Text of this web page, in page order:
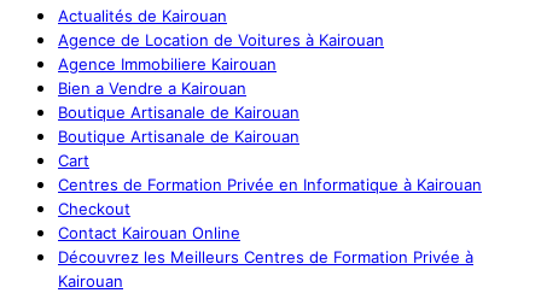
Actualités de Kairouan
Agence de Location de Voitures à Kairouan
Agence Immobiliere Kairouan
Bien a Vendre a Kairouan
Boutique Artisanale de Kairouan
Boutique Artisanale de Kairouan
Cart
Centres de Formation Privée en Informatique à Kairouan
Checkout
Contact Kairouan Online
Découvrez les Meilleurs Centres de Formation Privée à
Kairouan